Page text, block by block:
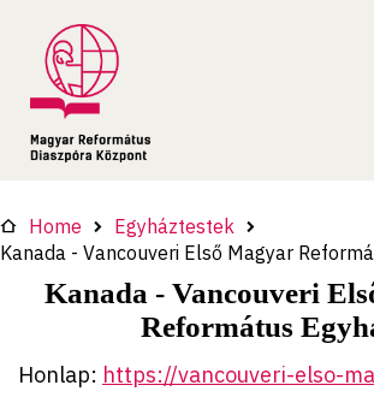
Home
Egyháztestek
Kanada - Vancouveri Első Magyar
Kanada - Vancouveri
Református
Honlap: https://vancouveri-elso-